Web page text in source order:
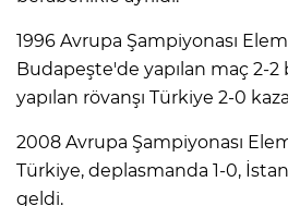
1996 Avrupa Şampiyonası
Budapeşte'de yapılan maç 2-
yapılan rövanşı Türkiye 2-0
2008 Avrupa Şampiyonası
Türkiye, deplasmanda 1-0,
geldi.